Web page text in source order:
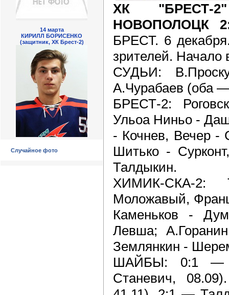
14 марта
КИРИЛЛ БОРИСЕНКО
(защитник, ХК Брест-2)
Случайное фото
ХК "БРЕСТ-
НОВОПОЛОЦК 2:3
БРЕСТ. 6
зрителей. Начало
СУДЬИ:
А.Чурабаев (оба
БРЕСТ-2:
Ульоа Ниньо -
- Кочнев, Вечер -
Шитько -
Талдыкин.
ХИМИК-СКА-2:
Моложавый,
Каменьков -
Левша;
Землянкин -
ШАЙБЫ: 0:1 —
Станевич,